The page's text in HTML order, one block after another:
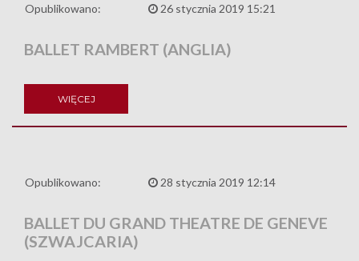
Opublikowano: 26 stycznia 2019 15:21
BALLET RAMBERT (ANGLIA)
WIĘCEJ
Opublikowano: 28 stycznia 2019 12:14
BALLET DU GRAND THEATRE DE GENEVE
(SZWAJCARIA)